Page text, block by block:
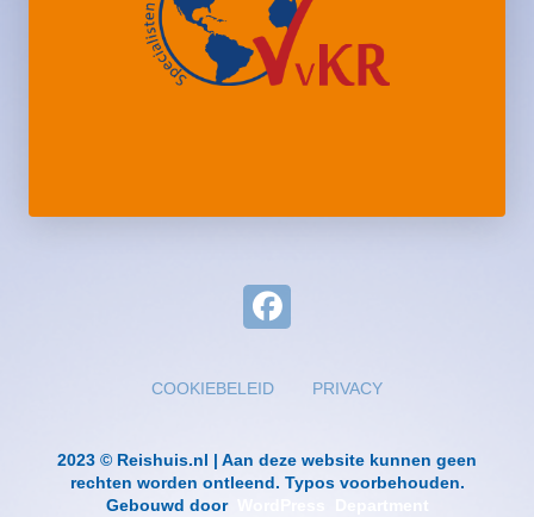
COOKIEBELEID PRIVACY
2023 © Reishuis.nl | Aan deze website kunnen geen
rechten worden ontleend. Typos voorbehouden.
Gebouwd door